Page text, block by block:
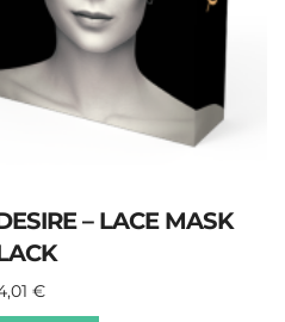
– LACE MASK
€